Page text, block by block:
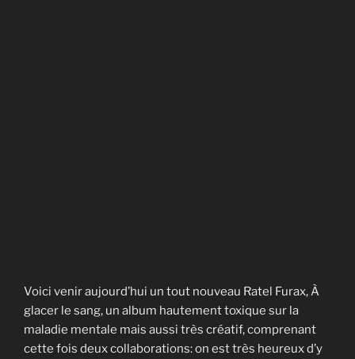
Voici venir aujourd’hui un tout nouveau Ratel Furax, À
glacer le sang, un album hautement toxique sur la
maladie mentale mais aussi très créatif, comprenant
cette fois deux collaborations: on est très heureux d’y